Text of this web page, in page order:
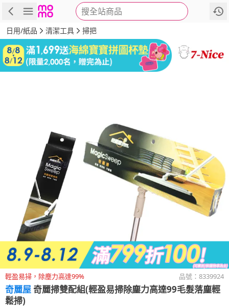
搜全站商品
商品 評價 詳情
日用/紙品 清潔工具 掃把
輕盈易掃，除塵力高達99% 品號： 8339924
奇麗屋 奇麗掃雙配組(輕盈易掃除塵力高達99毛髮落塵輕
鬆掃)